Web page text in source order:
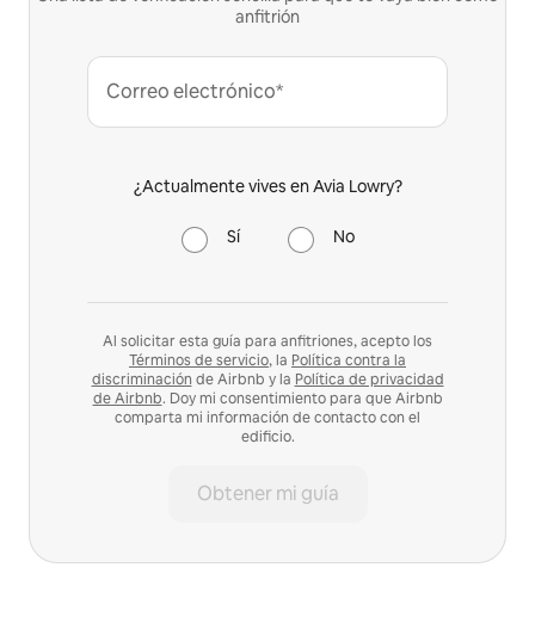
anfitrión
Correo electrónico*
¿Actualmente vives en Avia Lowry?
Sí No
Al solicitar esta guía para anfitriones, acepto los
Términos de servicio, la Política contra la
discriminación de Airbnb y la Política de privacidad
de Airbnb. Doy mi consentimiento para que Airbnb
comparta mi información de contacto con el
edificio.
Obtener mi guía